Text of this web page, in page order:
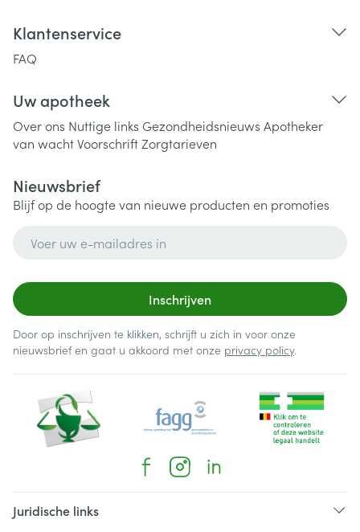
Klantenservice
FAQ
Uw apotheek
Over ons Nuttige links Gezondheidsnieuws Apotheker
van wachtVoorschriftZorgtarieven
Nieuwsbrief
Blijf op de hoogte van nieuwe producten en promoties
Inschrijven
Door op inschrijven te klikken, schrijft u zich in voor onze
nieuwsbrief en gaat u akkoord met onze privacy policy.
Juridische links